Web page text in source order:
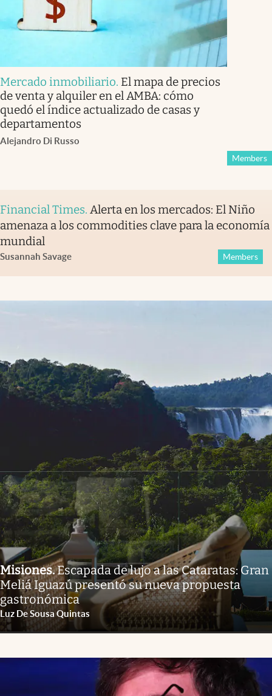
Mercado inmobiliario. El mapa de precios
de venta y alquiler en el AMBA: cómo
quedó el índice actualizado de casas y
departamentos
Alejandro Di Russo
Members
Financial Times. Alerta en los mercados: El Niño
amenaza a los commodities clave para la economía
mundial
Susannah Savage Members
Misiones.Escapada de lujo a las Cataratas: Gran
Meliá Iguazú presentó su nueva propuesta
gastronómica
Luz De Sousa Quintas